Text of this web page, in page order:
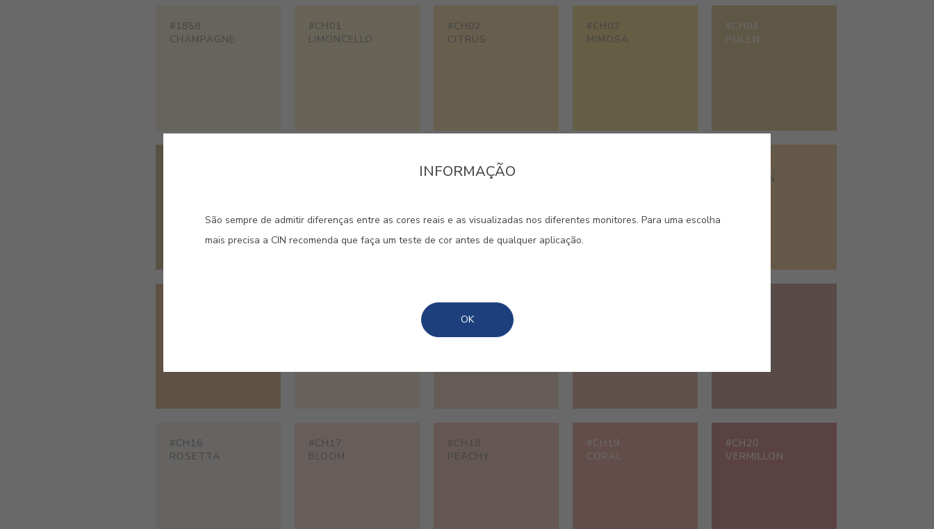
#1858
CHAMPAGNE
#CH01
LIMONCELLO
#CH02
CITRUS
#CH03
MIMOSA
#CH04
POLEN
#CH07
NARCISO
AZAFRÁN
#CH12
PEONY
#CH16
ROSETTA
#CH17
BLOOM
#CH18
PEACHY
#CH19
CORAL
#CH20
VERMILLON
INFORMAÇÃO
São sempre de admitir diferenças entre as cores reais e as visualizadas nos diferentes monitores. Para uma escolha
mais precisa a CIN recomenda que faça um teste de cor antes de qualquer aplicação.
OK